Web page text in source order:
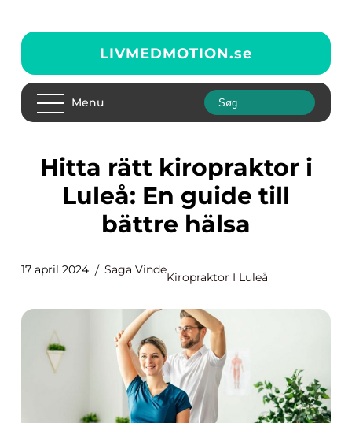
LIVMEDMOTION.se
Menu
Hitta rätt kiropraktor i
Luleå: En guide till
bättre hälsa
17 april 2024 Saga Vinde
Kiropraktor I Luleå